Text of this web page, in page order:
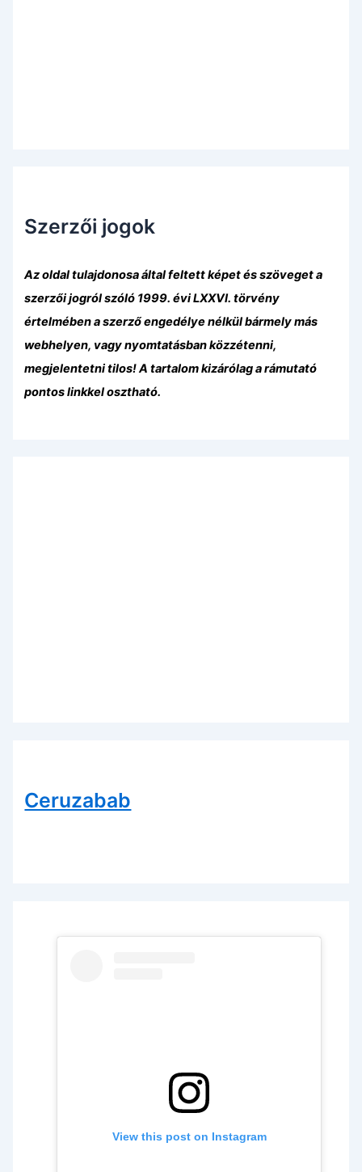
Szerzői jogok
Az oldal tulajdonosa által feltett képet és szöveget a
szerzői jogról szóló 1999. évi LXXVI. törvény
értelmében a szerző engedélye nélkül bármely más
webhelyen, vagy nyomtatásban közzétenni,
megjelentetni tilos! A tartalom kizárólag a rámutató
pontos linkkel osztható.
Ceruzabab
View this post on Instagram